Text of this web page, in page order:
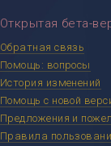
Открытая бета-
Обратная связь
Помощь: вопросы
История изменений
Помощь с новой
Предложения и
Правила